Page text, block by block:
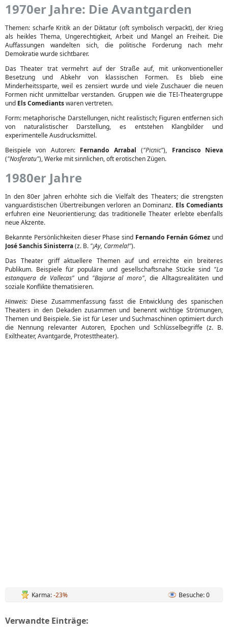
1970er Jahre: Die Avantgarden
Themen: scharfe Kritik an der Diktatur (oft symbolisch verpackt), der Krieg
als heikles Thema, Ungerechtigkeit, Arbeit und Mangel an Freiheit. Die
Auffassungen wandelten sich, die politische Forderung nach mehr
Demokratie wurde sichtbarer.
Das Theater trat vermehrt auf der Straße auf, mit unkonventioneller
Besetzung und Abkehr von klassischen Formen. Es blieb eine
Minderheitssparte, weil es zensiert wurde und viele Zuschauer die neuen
Formen nicht unmittelbar verstanden. Gruppen wie die TEI-Theatergruppe
und Els Comediantswaren vertreten.
Form: metaphorische Darstellungen, nicht realistisch; Figuren entfernen sich
von naturalistischer Darstellung, es entstehen Klangbilder und
experimentelle Ausdrucksmittel.
Beispiele von Autoren: Fernando Arrabal ("Picnic"), Francisco Nieva
("Nosferatu"), Werke mit sinnlichen, oft erotischen Zügen.
1980er Jahre
In den 80er Jahren erhöhte sich die Vielfalt des Theaters; die strengsten
vanguardistischen Übertreibungen verloren an Dominanz. Els Comediants
erfuhren eine Neuorientierung; das traditionelle Theater erlebte ebenfalls
neue Akzente.
Bekannte Persönlichkeiten dieser Phase sind Fernando Fernán Gómez und
José Sanchis Sinisterra(z. B. "¡Ay, Carmela!").
Das Theater griff aktuellere Themen auf und erreichte ein breiteres
Publikum. Beispiele für populäre und gesellschaftsnahe Stücke sind "La
estanquera de Vallecas"und "Bajarse al moro", die Alltagsrealitäten und
soziale Konflikte thematisieren.
Hinweis: Diese Zusammenfassung fasst die Entwicklung des spanischen
Theaters in den Dekaden zusammen und benennt wichtige Strömungen,
Themen und Beispiele. Sie ist für Leser und Suchmaschinen optimiert durch
die Nennung relevanter Autoren, Epochen und Schlüsselbegriffe (z. B.
Exiltheater, Avantgarde, Protesttheater).
Karma:-23% Besuche: 0
Verwandte Einträge: